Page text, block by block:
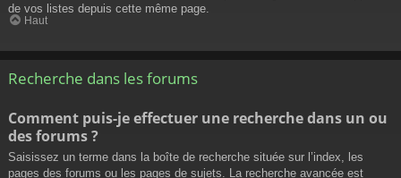
de vos listes depuis cette même page.
Haut
Recherche dans les forums
Comment puis-je effectuer une recherche dans un ou
des forums ?
Saisissez un terme dans la boîte de recherche située sur l’index, les
pages des forums ou les pages de sujets. La recherche avancée est